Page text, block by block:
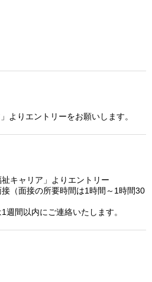
よりエントリーをお願いします。
祉キャリア」よりエントリー
接（面接の所要時間は1時間～1時間30
週間以内にご連絡いたします。